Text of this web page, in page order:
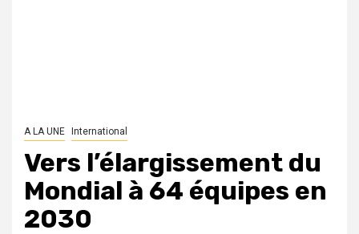
A LA UNE International
Vers l’élargissement du
Mondial à 64 équipes en
2030